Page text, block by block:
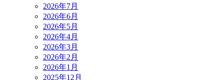
2026年7月
2026年6月
2026年5月
2026年4月
2026年3月
2026年2月
2026年1月
2025年12月